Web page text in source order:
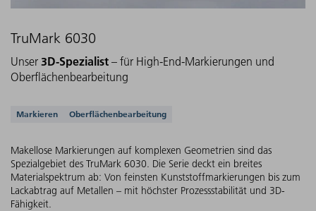
TruMark 6030
Unser 3D-Spezialist – für High-End-Markierungen und
Oberflächenbearbeitung
Unterstützte Anwendungen
Markieren Oberflächenbearbeitung
Makellose Markierungen auf komplexen Geometrien sind das
Spezialgebiet des TruMark 6030. Die Serie deckt ein breites
Materialspektrum ab: Von feinsten Kunststoffmarkierungen bis zum
Lackabtrag auf Metallen – mit höchster Prozessstabilität und 3D-
Fähigkeit.